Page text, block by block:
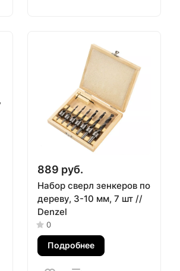
889 руб.
Набор сверл зенкеров по
дереву, 3-10 мм, 7 шт //
Denzel
0
Подробнее